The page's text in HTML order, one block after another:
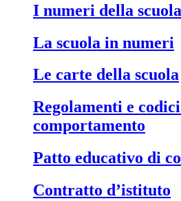
I numeri della scuola
La scuola in numeri
Le carte della scuola
Regolamenti e
comportamento
Patto educativo di
Contratto d’istituto